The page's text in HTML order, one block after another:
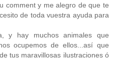
comment y me alegro de que te
de toda vuestra ayuda para
y hay muchos animales que
ocupemos de ellos...así que
tus maravillosas ilustraciones ó